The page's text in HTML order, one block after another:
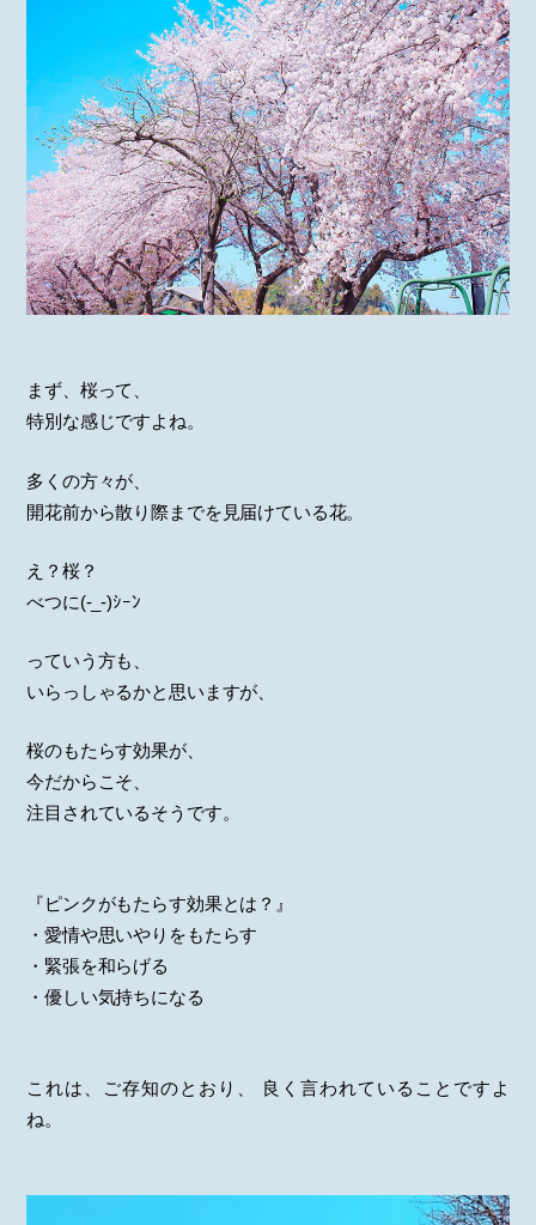
まず、桜って、
特別な感じですよね。
多くの方々が、
開花前から散り際までを見届けている花。
え？桜？
べつに(-_-)ｼｰﾝ
っていう方も、
いらっしゃるかと思いますが、
桜のもたらす効果が、
今だからこそ、
注目されているそうです。
『ピンクがもたらす効果とは？』
・愛情や思いやりをもたらす
・緊張を和らげる
・優しい気持ちになる
これは、ご存知のとおり、 良く言われていることですよ
ね。